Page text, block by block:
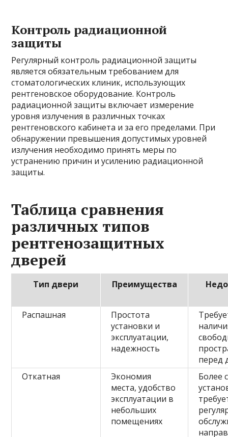
Контроль радиационной
защиты
Регулярный контроль радиационной защиты
является обязательным требованием для
стоматологических клиник, использующих
рентгеновское оборудование. Контроль
радиационной защиты включает измерение
уровня излучения в различных точках
рентгеновского кабинета и за его пределами. При
обнаружении превышения допустимых уровней
излучения необходимо принять меры по
устранению причин и усилению радиационной
защиты.
Таблица сравнения
различных типов
рентгенозащитных
дверей
Тип двери Преимущества
Распашная
Простота
установки и
эксплуатации,
надежность
перед
Откатная
Экономия
места, удобство
эксплуатации в
небольших
помещениях
Более